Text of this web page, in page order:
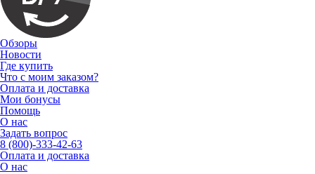
Обзоры
Новости
Где купить
Что с моим заказом?
Оплата и доставка
Мои бонусы
Помощь
О нас
Задать вопрос
8 (800)-333-42-63
Оплата и доставка
О нас